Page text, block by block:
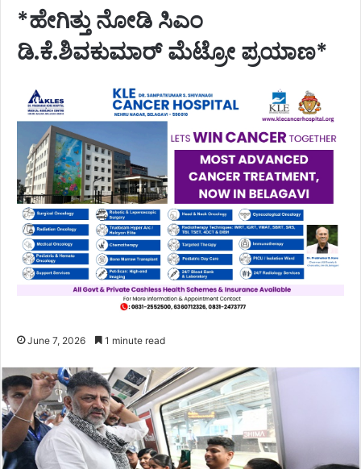
*ಹೇಗಿತ್ತು ನೋಡಿ ಸಿಎಂ
ಡಿ.ಕೆ.ಶಿವಕುಮಾರ್ ಮೆಟ್ರೋ ಪ್ರಯಾಣ*
June 7, 2026 1 minute read